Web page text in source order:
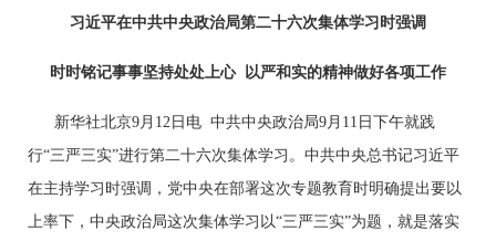
习近平在中共中央政治局第二十六次集体学习时强调
时时铭记事事坚持处处上心 以严和实的精神做好各项工作
新华社北京9月12日电 中共中央政治局9月11日下午就践
行“三严三实”进行第二十六次集体学习。中共中央总书记习近平
在主持学习时强调，党中央在部署这次专题教育时明确提出要以
上率下，中央政治局这次集体学习以“三严三实”为题，就是落实